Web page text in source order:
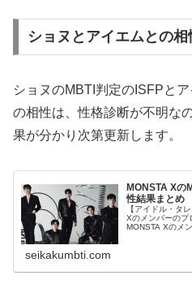
ショヌとアイエムとの相
ショヌのMBTI判定のISFPと
の相性は、性格診断が不明な
果が分かり次第更新します。
MONSTA Xの
性結果まとめ
【アイドル・タ
Xのメンバーのプ
MONSTA Xのメ
seikakumbti.com